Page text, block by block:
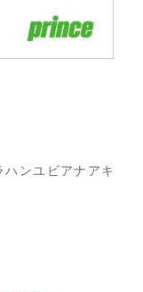
ンユビアナアキ